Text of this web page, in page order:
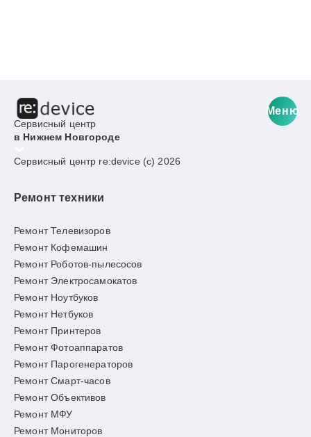
Сервисный центр
в Нижнем Новгороде
Меню
Сервисный центр re:device (c) 2026
Ремонт техники
Ремонт Телевизоров
Ремонт Кофемашин
Ремонт Роботов-пылесосов
Ремонт Электросамокатов
Ремонт Ноутбуков
Ремонт Нетбуков
Ремонт Принтеров
Ремонт Фотоаппаратов
Ремонт Парогенераторов
Ремонт Смарт-часов
Ремонт Объективов
Ремонт МФУ
Ремонт Мониторов